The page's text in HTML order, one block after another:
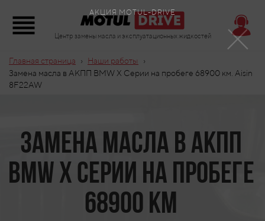
Центр замены масла и эксплуатационных жидкостей
Главная страница › Наши работы ›
Замена масла в АКПП BMW X Серии на пробеге 68900 км. Aisin
8F22AW
Замена масла в АКПП
BMW X Серии на пробеге
68900 км
АКЦИЯ MOTUL-DRIVE ×